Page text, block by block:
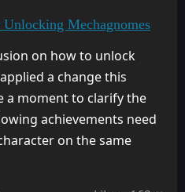
Mechagnomes
on how to unlock
a change this
a moment to clarify the
achievements need
on the same